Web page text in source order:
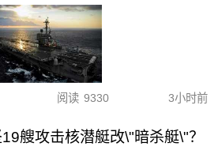
阅读 9330 3小时前
艘攻击核潜艇改\"暗杀艇\"？